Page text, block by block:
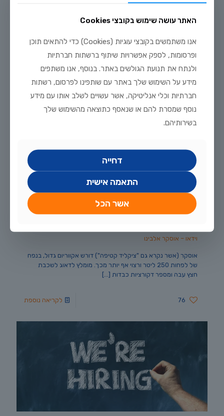
נובמבר 29, 2018
וידאו – פרוכילודוס
שזקוק לאקווריום גדול עם פילטרציה איכותית ושותפים גדולים
ואגרסיביים כמו ציקלידים אמריקאיים, סטינגריי וכו'. ר חוות[…]
18 לקריאה נוספת
וידאו – אוסקר אלבינו
אוסקר (אשר נקרא גם "ציקליד קטיפה") דורש אקווריום גדול, בנפח
של לפחות 250 ליטר ורצוי אף יותר מכך. מומלץ לדאוג לשכבת
חצץ עבה ומספר דקורציות כבדות […]
76 לקריאה נוספת
האתר עושה שימוש בקובצי Cookies
אנו משתמשים בקובצי עוגיות (Cookies) כדי להתאים תוכן
ופרסומות, לספק אפשרויות שיתוף ברשתות חברתיות
ולנתח את תנועת הגולשים באתר. בנוסף, אנו משתפים
מידע על השימוש שלך באתר עם שותפינו לפרסום, רשתות
חברתיות וכלי אנליטיקה, אשר עשויים לשלב אותו עם מידע
נוסף שמסרת להם או שנאסף כתוצאה מהשימוש שלך
בשירותיהם.
דחייה
התאמה אישית
אשר הכל